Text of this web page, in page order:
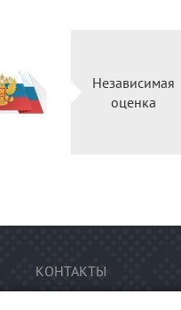
Независимая
оценка
КОНТАКТЫ